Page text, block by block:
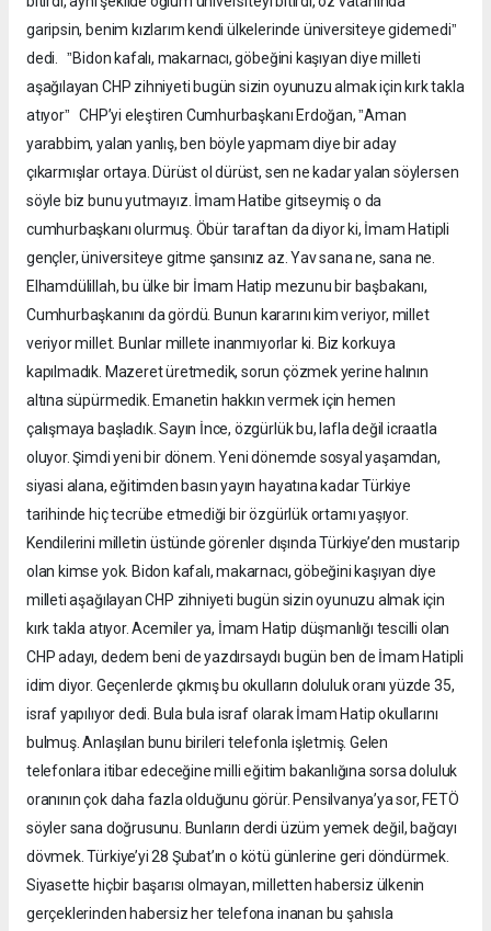
garipsin, benim kızlarım kendi ülkelerinde üniversiteye gidemediˮ
dedi. ˮBidon kafalı, makarnacı, göbeğini kaşıyan diye milleti
aşağılayan CHP zihniyeti bugün sizin oyunuzu almak için kırk takla
atıyorˮ CHP’yi eleştiren Cumhurbaşkanı Erdoğan, ˮAman
yarabbim, yalan yanlış, ben böyle yapmam diye bir aday
çıkarmışlar ortaya. Dürüst ol dürüst, sen ne kadar yalan söylersen
söyle biz bunu yutmayız. İmam Hatibe gitseymiş o da
cumhurbaşkanı olurmuş. Öbür taraftan da diyor ki, İmam Hatipli
gençler, üniversiteye gitme şansınız az. Yav sana ne, sana ne.
Elhamdülillah, bu ülke bir İmam Hatip mezunu bir başbakanı,
Cumhurbaşkanını da gördü. Bunun kararını kim veriyor, millet
veriyor millet. Bunlar millete inanmıyorlar ki. Biz korkuya
kapılmadık. Mazeret üretmedik, sorun çözmek yerine halının
altına süpürmedik. Emanetin hakkın vermek için hemen
çalışmaya başladık. Sayın İnce, özgürlük bu, lafla değil icraatla
oluyor. Şimdi yeni bir dönem. Yeni dönemde sosyal yaşamdan,
siyasi alana, eğitimden basın yayın hayatına kadar Türkiye
tarihinde hiç tecrübe etmediği bir özgürlük ortamı yaşıyor.
Kendilerini milletin üstünde görenler dışında Türkiye’den mustarip
olan kimse yok. Bidon kafalı, makarnacı, göbeğini kaşıyan diye
milleti aşağılayan CHP zihniyeti bugün sizin oyunuzu almak için
kırk takla atıyor. Acemiler ya, İmam Hatip düşmanlığı tescilli olan
CHP adayı, dedem beni de yazdırsaydı bugün ben de İmam Hatipli
idim diyor. Geçenlerde çıkmış bu okulların doluluk oranı yüzde 35,
israf yapılıyor dedi. Bula bula israf olarak İmam Hatip okullarını
bulmuş. Anlaşılan bunu birileri telefonla işletmiş. Gelen
telefonlara itibar edeceğine milli eğitim bakanlığına sorsa doluluk
oranının çok daha fazla olduğunu görür. Pensilvanya’ya sor, FETÖ
söyler sana doğrusunu. Bunların derdi üzüm yemek değil, bağcıyı
dövmek. Türkiye’yi 28 Şubat’ın o kötü günlerine geri döndürmek.
Siyasette hiçbir başarısı olmayan, milletten habersiz ülkenin
gerçeklerinden habersiz her telefona inanan bu şahısla